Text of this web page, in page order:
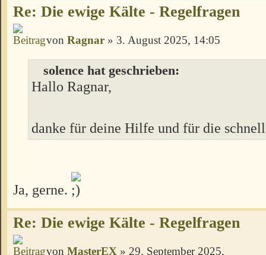
Re: Die ewige Kälte - Regelfragen
von Ragnar » 3. August 2025, 14:05
solence hat geschrieben:
Hallo Ragnar,
danke für deine Hilfe und für die
Ja, gerne.
Re: Die ewige Kälte - Regelfragen
von MasterEX » 29. September 2025,